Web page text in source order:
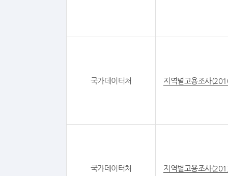
국가데이터처 지역별고용조사
국가데이터처 지역별고용조사